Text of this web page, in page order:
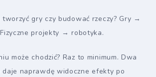
gry czy budować rzeczy? Gry →
projekty → robotyka.
może chodzić? Raz to minimum. Dwa
naprawdę widoczne efekty po